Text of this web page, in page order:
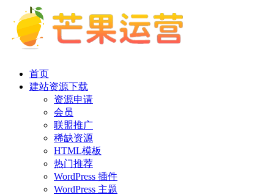
首页
建站资源下载
资源申请
会员
联盟推广
稀缺资源
HTML模板
热门推荐
WordPress 插件
WordPress 主题